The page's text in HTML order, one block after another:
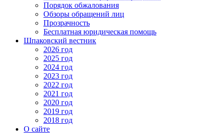
Порядок обжалования
Обзоры обращений лиц
Прозрачность
Бесплатная юридическая помощь
Шпаковский вестник
2026 год
2025 год
2024 год
2023 год
2022 год
2021 год
2020 год
2019 год
2018 год
О сайте